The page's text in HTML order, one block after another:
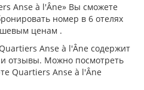
Anse à l'Âne» Вы сможете
номер в 6 отелях
ценам .
Anse à l'Âne содержит
отзывы. Можно посмотреть
Quartiers Anse à l'Âne